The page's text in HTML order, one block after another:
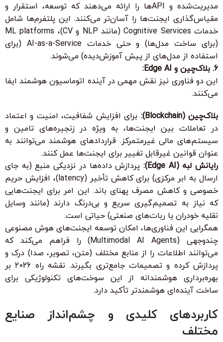
مدیریت‌شده و APIها را ارائه می‌دهند که توسعه، استقرار و
مقیاس‌گذاری ایجنت‌ها را آسان‌تر می‌کنند. این پلتفرم‌ها شامل
خدمات Cognitive Services (مانند NLP و CV)، ML platforms
(برای ساخت مدل‌ها) و حتی خدمات AI-as-a-Service (برای
استفاده از مدل‌های از پیش آموزش‌دیده) می‌شوند.
6. بلاک‌چین و Edge AI:
این دو فناوری نیز نقش مهمی در آینده اتوماسیون هوشمند ایفا
می‌کنند.
بلاک‌چین (Blockchain):
برای افزایش شفافیت، امنیت و اعتماد
در تعاملات بین ایجنت‌ها، به ویژه در زنجیره‌های تامین و
سیستم‌های مالی غیرمتمرکز. قراردادهای هوشمند می‌توانند به
عنوان قوانین غیرقابل تغییر برای ایجنت‌ها عمل کنند.
رایانش لبه (Edge AI):
پردازش داده‌ها در نزدیکی منبع (به جای
ارسال به ابر مرکزی) برای کاهش تأخیر (latency)، افزایش حریم
خصوصی و کاهش مصرف پهنای باند. این امر برای ایجنت‌هایی
که نیاز به تصمیم‌گیری سریع و بی‌درنگ دارند (مانند وسایل
نقلیه خودران یا ربات‌های صنعتی) حیاتی است.
همگرایی این فناوری‌ها، امکان توسعه ایجنت‌های هوش مصنوعی
چندوجهی (Multimodal AI Agents)
را فراهم می‌کند که
می‌توانند اطلاعات را از منابع مختلف (متن، تصویر، صدا) درک و
پردازش کرده و تصمیمات جامع‌تری بگیرند. نقشه راه 2026 بر
بهره‌برداری هوشمندانه از این سوخت‌های تکنولوژیکی برای
ساخت آینده‌ای هوشمندتر تأکید دارد.
کاربردهای کلیدی و چشم‌انداز صنایع
مختلف